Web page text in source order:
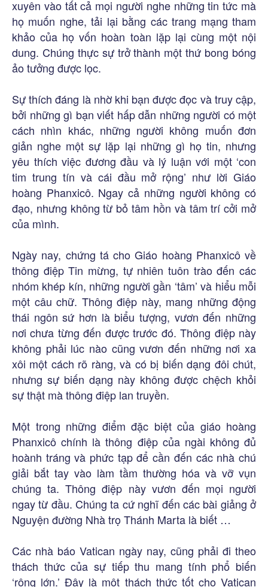
xuyên vào tất cả mọi người nghe những tin tức mà
họ muốn nghe, tải lại bằng các trang mạng tham
khảo của họ vốn hoàn toàn lặp lại cùng một nội
dung. Chúng thực sự trở thành một thứ bong bóng
ảo tưởng được lọc.
Sự thích đáng là nhờ khi bạn được đọc và truy cập,
bởi những gì bạn viết hấp dẫn những người có một
cách nhìn khác, những người không muốn đơn
giản nghe một sự lặp lại những gì họ tin, nhưng
yêu thích việc đương đầu và lý luận với một ‘con
tim trung tín và cái đầu mở rộng’ như lời Giáo
hoàng Phanxicô. Ngay cả những người không có
đạo, nhưng không từ bỏ tâm hồn và tâm trí cởi mở
của mình.
Ngày nay, chứng tá cho Giáo hoàng Phanxicô về
thông điệp Tin mừng, tự nhiên tuôn trào đến các
nhóm khép kín, những người gần ‘tâm’ và hiểu mỗi
một câu chữ. Thông điệp này, mang những động
thái ngôn sứ hơn là biểu tượng, vươn đến những
nơi chưa từng đến được trước đó. Thông điệp này
không phải lúc nào cũng vươn đến những nơi xa
xôi một cách rõ ràng, và có bị biến dạng đôi chút,
nhưng sự biến dạng này không được chệch khỏi
sự thật mà thông điệp lan truyền.
Một trong những điểm đặc biệt của giáo hoàng
Phanxicô chính là thông điệp của ngài không đủ
hoành tráng và phức tạp để cần đến các nhà chú
giải bắt tay vào làm tầm thường hóa và vỡ vụn
chúng ta. Thông điệp này vươn đến mọi người
ngay từ đầu. Chúng ta cứ nghĩ đến các bài giảng ở
Nguyện đường Nhà trọ Thánh Marta là biết …
Các nhà báo Vatican ngày nay, cũng phải đi theo
thách thức của sự tiếp thu mang tính phổ biến
‘rộng lớn.’ Đây là một thách thức tốt cho Vatican